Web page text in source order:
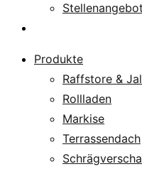
Produkte
Raffstore &
Rollladen
Markise
Terrassendach